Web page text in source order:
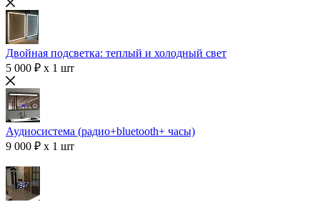
Двойная подсветка: теплый и холодный свет
5 000 ₽ x 1 шт
Аудиосистема (радио+bluetooth+ часы)
9 000 ₽ x 1 шт